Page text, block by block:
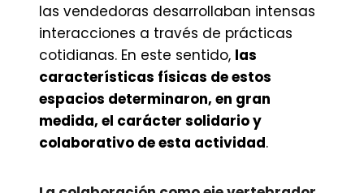
las vendedoras desarrollaban intensas
interacciones a través de prácticas
cotidianas. En este sentido, las
características físicas de estos
espacios determinaron, en gran
medida, el carácter solidario y
colaborativo de esta actividad.